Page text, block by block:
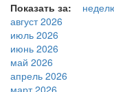
Показать за:
август 2026
июль 2026
июнь 2026
май 2026
апрель 2026